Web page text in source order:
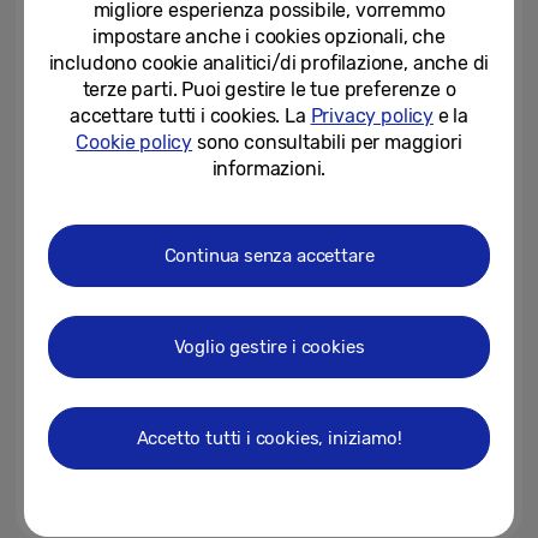
Comfort al centro della...
25-03-2026
Samsung porta “Design is an Act
of Love” alla Milano Design Week
2026
Samsung House apre le porte
“Creative Futures Day”
11-03-2026
collaborazione strategica per
promuovere innovazioni di...
migliore esperienza possibile, vorremmo
impostare anche i cookies opzionali, che
includono cookie analitici/di profilazione, anche di
terze parti. Puoi gestire le tue preferenze o
accettare tutti i cookies. La Privacy policye la
Cookie policy sono consultabili per maggiori
informazioni.
Continua senza accettare
Voglio gestire i cookies
Accetto tutti i cookies, iniziamo!